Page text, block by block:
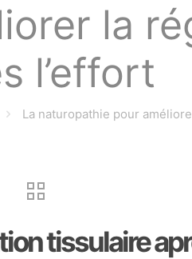
la
l’effort
La naturopathie pour
tissulaire